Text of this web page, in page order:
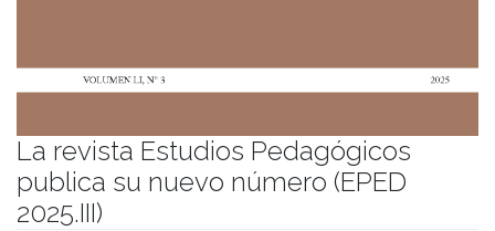
La revista Estudios Pedagógicos
publica su nuevo número (EPED
2025.III)